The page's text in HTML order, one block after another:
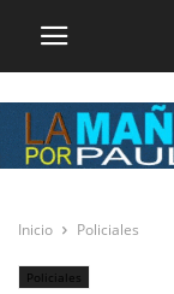
Inicio Policiales
Policiales